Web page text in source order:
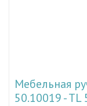
Мебельная
50.10019 - TL